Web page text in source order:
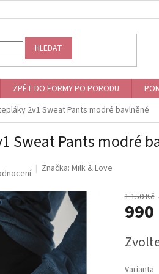
HLEDAT
ZPĚT DO FORMY PO PORODU
2v1 Sweat Pants modré bavlněné
Sweat Pants modré
Značka: Milk & Love
1 150 Kč
990
cena:
Varianta